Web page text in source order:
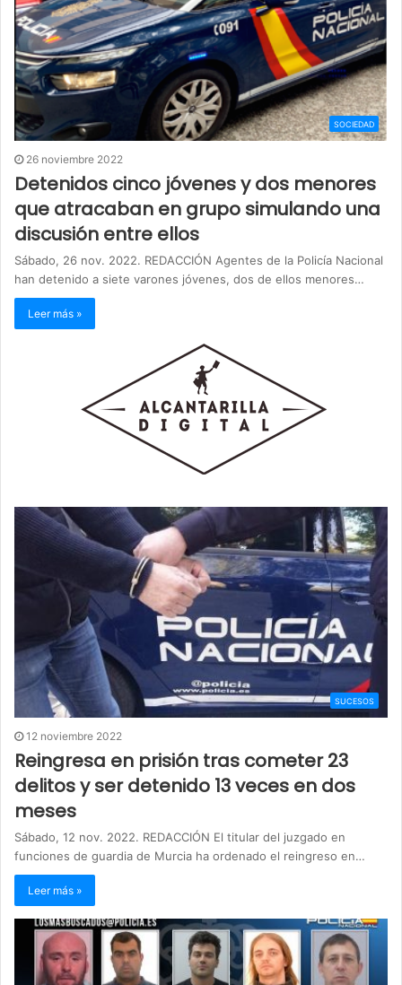
SOCIEDAD
26 noviembre 2022
Detenidos cinco jóvenes y dos menores
que atracaban en grupo simulando una
discusión entre ellos
Sábado, 26 nov. 2022. REDACCIÓN Agentes de la Policía Nacional
han detenido a siete varones jóvenes, dos de ellos menores…
Leer más »
SUCESOS
12 noviembre 2022
Reingresa en prisión tras cometer 23
delitos y ser detenido 13 veces en dos
meses
Sábado, 12 nov. 2022. REDACCIÓN El titular del juzgado en
funciones de guardia de Murcia ha ordenado el reingreso en…
Leer más »